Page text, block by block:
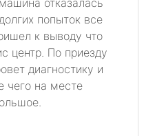
отказалась
попыток все
к выводу что
центр. По приезду
диагностику и
чего на месте